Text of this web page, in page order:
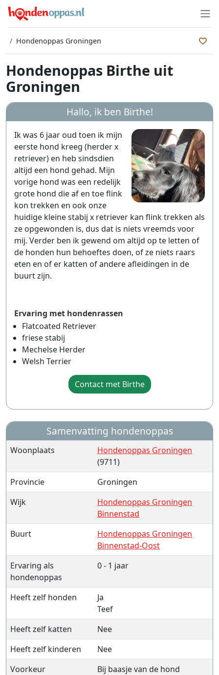
Hondenoppas Groningen
Hondenoppas Birthe uit
Groningen
Hallo, ik ben Birthe!
Ik was 6 jaar oud toen ik mijn
eerste hond kreeg (herder x
retriever) en heb sindsdien
altijd een hond gehad. Mijn
vorige hond was een redelijk
grote hond die af en toe flink
kon trekken en ook onze
huidige kleine stabij x retriever kan flink trekken als
ze opgewonden is, dus dat is niets vreemds voor
mij. Verder ben ik gewend om altijd op te letten of
de honden hun behoeftes doen, of ze niets raars
eten en of er katten of andere afleidingen in de
buurt zijn.
Ervaring met hondenrassen
Flatcoated Retriever
friese stabij
Mechelse Herder
Welsh Terrier
Contact met Birthe
Samenvatting hondenoppas
Woonplaats
Hondenoppas Groningen
(9711)
Provincie
Groningen
Wijk
Hondenoppas Groningen
Binnenstad
Buurt
Hondenoppas Groningen
Binnenstad-Oost
Ervaring als
hondenoppas
0 - 1 jaar
Heeft zelf honden
Ja
Teef
Heeft zelf katten
Nee
Heeft zelf kinderen
Nee
Voorkeur
Bij baasje van de hond